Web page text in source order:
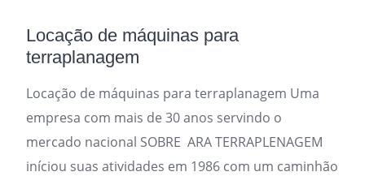
Locação de máquinas para
terraplanagem
Locação de máquinas para terraplanagem Uma
empresa com mais de 30 anos servindo o
mercado nacional SOBRE ARA TERRAPLENAGEM
iníciou suas atividades em 1986 com um caminhão